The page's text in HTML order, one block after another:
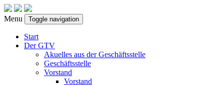
Menu Toggle navigation
Start
Der GTV
Akuelles aus der Geschäftsstelle
Geschäftsstelle
Vorstand
Vorstand